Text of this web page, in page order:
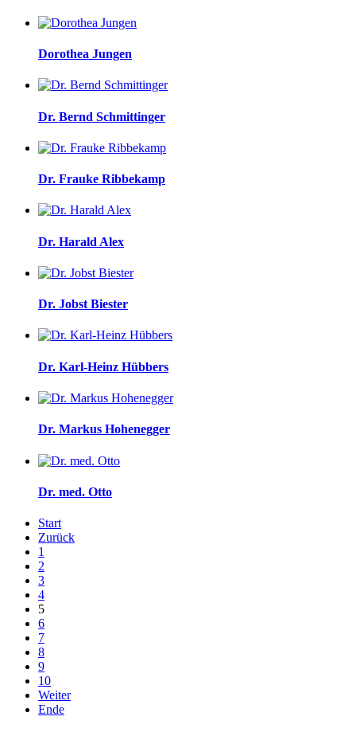
Dorothea Jungen
Dr. Bernd Schmittinger
Dr. Frauke Ribbekamp
Dr. Harald Alex
Dr. Jobst Biester
Dr. Karl-Heinz Hübbers
Dr. Markus Hohenegger
Dr. med. Otto
Start
Zurück
1
2
3
4
5
6
7
8
9
10
Weiter
Ende